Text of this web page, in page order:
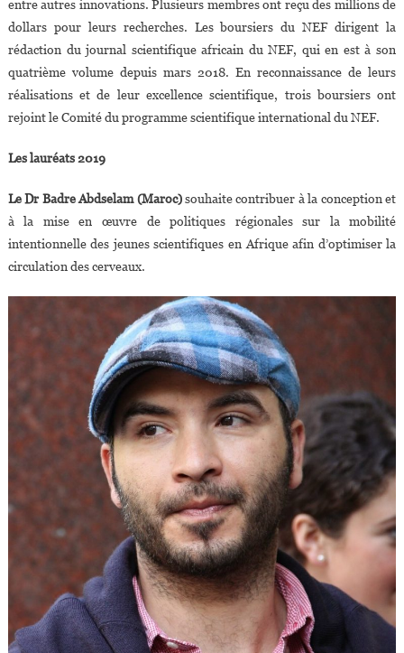
entre autres innovations. Plusieurs membres ont reçu des millions de
dollars pour leurs recherches. Les boursiers du NEF dirigent la
rédaction du journal scientifique africain du NEF, qui en est à son
quatrième volume depuis mars 2018. En reconnaissance de leurs
réalisations et de leur excellence scientifique, trois boursiers ont
rejoint le Comité du programme scientifique international du NEF.
Les lauréats 2019
Le Dr Badre Abdselam (Maroc)souhaite contribuer à la conception et
à la mise en œuvre de politiques régionales sur la mobilité
intentionnelle des jeunes scientifiques en Afrique afin d’optimiser la
circulation des cerveaux.